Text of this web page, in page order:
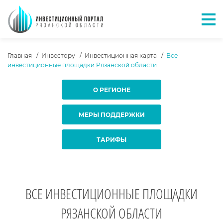
ХЛЕБНЫЕ КРОШКИ
Главная Инвестору Инвестиционная карта
Все
инвестиционные площадки Рязанской области
О РЕГИОНЕ
МЕРЫ ПОДДЕРЖКИ
ТАРИФЫ
ВСЕ ИНВЕСТИЦИОННЫЕ ПЛОЩАДКИ
РЯЗАНСКОЙ ОБЛАСТИ